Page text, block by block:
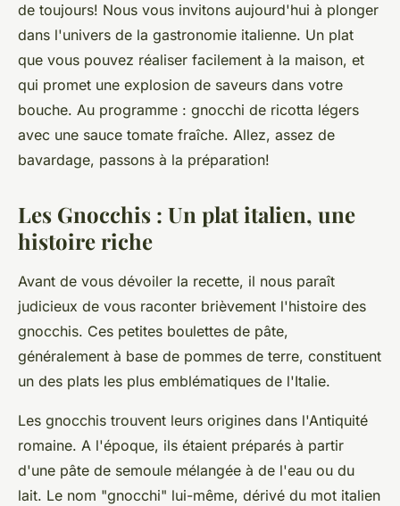
de toujours! Nous vous invitons aujourd'hui à plonger
dans l'univers de la gastronomie italienne. Un plat
que vous pouvez réaliser facilement à la maison, et
qui promet une explosion de saveurs dans votre
bouche. Au programme : gnocchi de ricotta légers
avec une sauce tomate fraîche. Allez, assez de
bavardage, passons à la préparation!
Les Gnocchis : Un plat italien, une
histoire riche
Avant de vous dévoiler la recette, il nous paraît
judicieux de vous raconter brièvement l'histoire des
gnocchis. Ces petites boulettes de pâte,
généralement à base de pommes de terre, constituent
un des plats les plus emblématiques de l'Italie.
Les gnocchis trouvent leurs origines dans l'Antiquité
romaine. A l'époque, ils étaient préparés à partir
d'une pâte de semoule mélangée à de l'eau ou du
lait. Le nom "gnocchi" lui-même, dérivé du mot italien